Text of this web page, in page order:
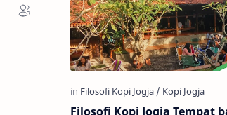
Filosofi Kopi Jogja Tempat